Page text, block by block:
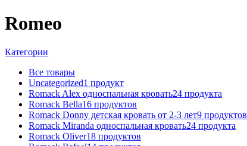
Romeo
Категории
Все товары
Uncategorized1 продукт
Romack Alex односпальная кровать24 продукта
Romack Bella16 продуктов
Romack Donny детская кровать от 2-3 лет9 продуктов
Romack Miranda односпальная кровать24 продукта
Romack Oliver18 продуктов